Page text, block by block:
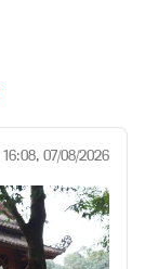
16:08, 07/08/2026